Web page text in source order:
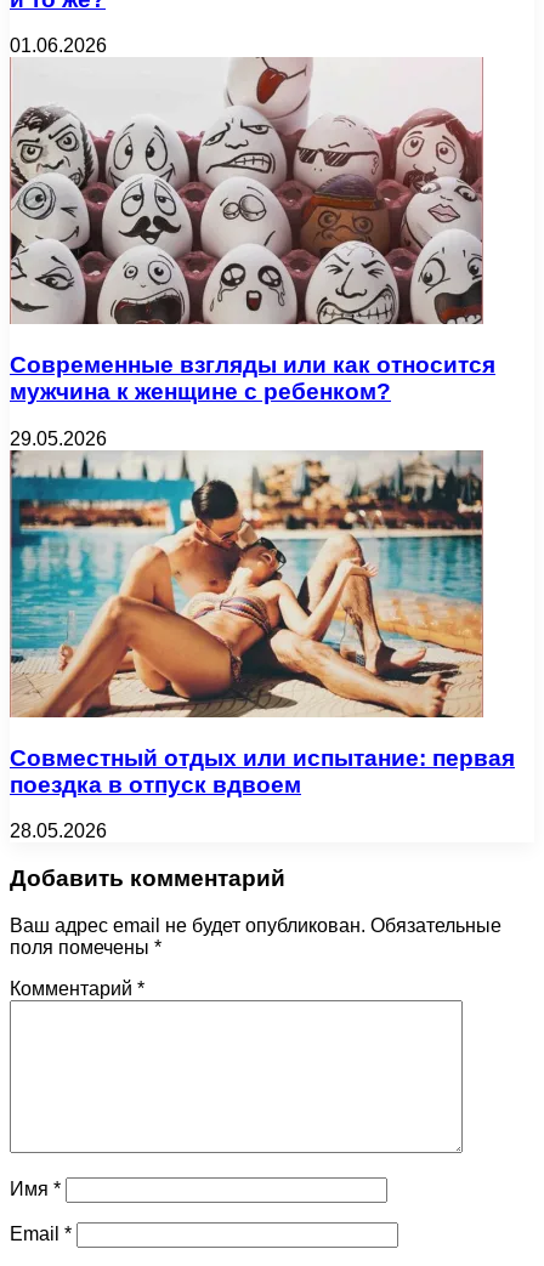
01.06.2026
Современные взгляды или как относится
мужчина к женщине с ребенком?
29.05.2026
Совместный отдых или испытание: первая
поездка в отпуск вдвоем
28.05.2026
Добавить комментарий
Ваш адрес email не будет опубликован. Обязательные
поля помечены *
Комментарий *
Имя *
Email *